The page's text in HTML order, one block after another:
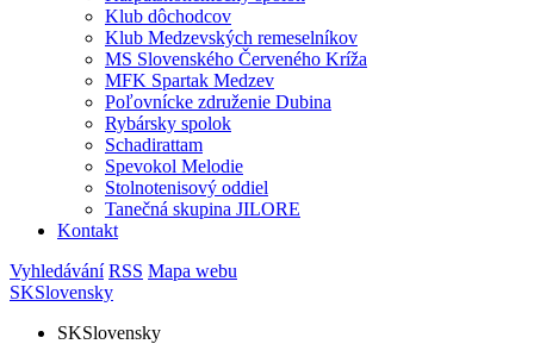
Klub dôchodcov
Klub Medzevských remeselníkov
MS Slovenského Červeného Kríža
MFK Spartak Medzev
Poľovnícke združenie Dubina
Rybársky spolok
Schadirattam
Spevokol Melodie
Stolnotenisový oddiel
Tanečná skupina JILORE
Kontakt
Vyhledávání RSS Mapa webu
SKSlovensky
SKSlovensky